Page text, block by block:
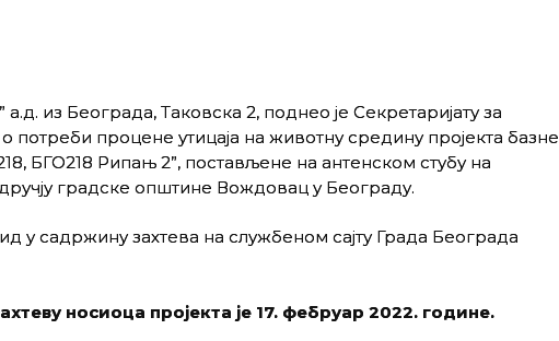
из Београда, Таковска 2, поднео је Секретаријату за
процене утицаја на животну средину пројекта базне
БГО218 Рипањ 2”, постављене на антенском стубу на
градске општине Вождовац у Београду.
у садржину захтева на службеном сајту Града Београда
носиоца пројекта је 17. фебруар 2022. године.